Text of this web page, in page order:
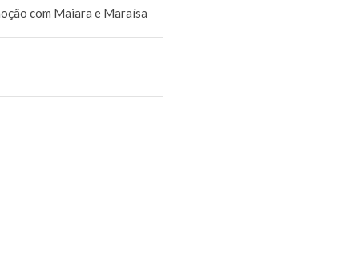
com Maiara e Maraísa